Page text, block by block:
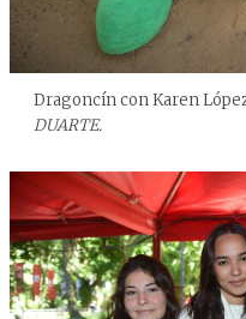
Dragoncín con Karen
DUARTE.